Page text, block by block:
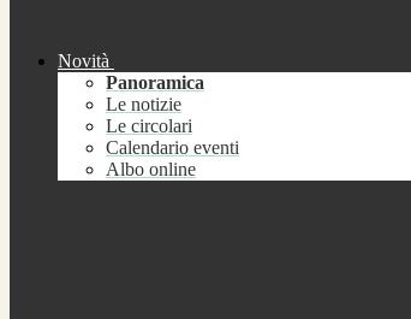
Novità
Panoramica
Le notizie
Le circolari
Calendario eventi
Albo online